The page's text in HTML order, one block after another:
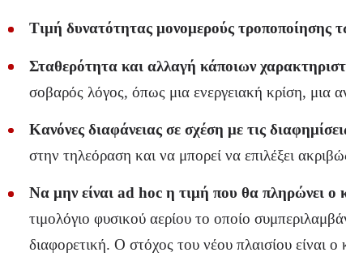
Τιμή δυνατότητας μονομερούς τροποποίησης
Σταθερότητα και αλλαγή κάποιων
σοβαρός λόγος, όπως μια ενεργειακή κρίση, μια
Κανόνες διαφάνειας σε σχέση με τις
στην τηλεόραση και να μπορεί να επιλέξει
Να μην είναι ad hoc η τιμή που θα πληρώνει ο
τιμολόγιο φυσικού αερίου το οποίο
διαφορετική. Ο στόχος του νέου πλαισίου είναι